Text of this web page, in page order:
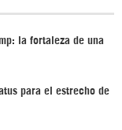
la fortaleza de una
para el estrecho de